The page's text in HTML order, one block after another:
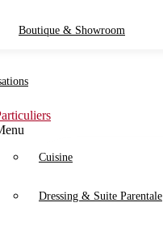
Boutique & Showroom
Cuisine
Dressing & Suite Parentale